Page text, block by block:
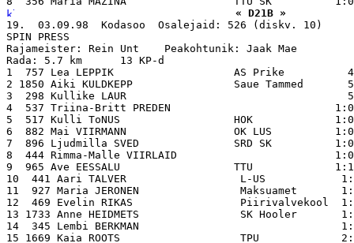
« D21B »
19.  03.09.98  Kodasoo  Osalejaid: 526 (diskv. 10)
SPIN PRESS
Rajameister: Rein Unt    Peakohtunik: Jaak Mae
Rada: 5.7 km      13 KP-d
1  757 Lea LEPPIK                   AS Prike
2 1850 Aiki KULDKEPP                Saue Tammed
3  298 Kullike LAUR
4  537 Triina-Britt PREDEN
5  517 Kulli ToNUS                  HOK
6  882 Mai VIIRMANN                 OK LUS
7  896 Ljudmilla SVED               SRD SK
8  444 Rimma-Malle VIIRLAID
9  965 Ave EESSALU                  TTU
10  441 Aari TALVER                  L-US
11  927 Maria JERONEN                Maksuamet
12  469 Evelin RIKAS                 Piirivalvekool
13 1733 Anne HEIDMETS                SK Hooler
14  345 Lembi BERKMAN